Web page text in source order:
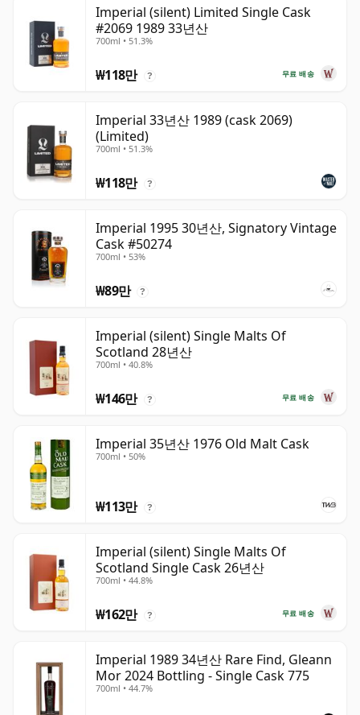
Imperial (silent) Limited Single Cask
#2069 1989 33년산
700ml • 51.3%
무료 배송
₩118만 ?
Imperial 33년산 1989 (cask 2069)
(Limited)
700ml • 51.3%
₩118만 ?
Imperial 1995 30년산, Signatory Vintage
Cask #50274
700ml • 53%
₩89만 ?
Imperial (silent) Single Malts Of
Scotland 28년산
700ml • 40.8%
무료 배송
₩146만 ?
Imperial 35년산 1976 Old Malt Cask
700ml • 50%
₩113만 ?
Imperial (silent) Single Malts Of
Scotland Single Cask 26년산
700ml • 44.8%
무료 배송
₩162만 ?
Imperial 1989 34년산 Rare Find, Gleann
Mor 2024 Bottling - Single Cask 775
700ml • 44.7%